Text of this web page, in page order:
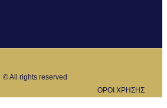
© All rights reserved
ΟΡΟΙ ΧΡΗΣΗΣ